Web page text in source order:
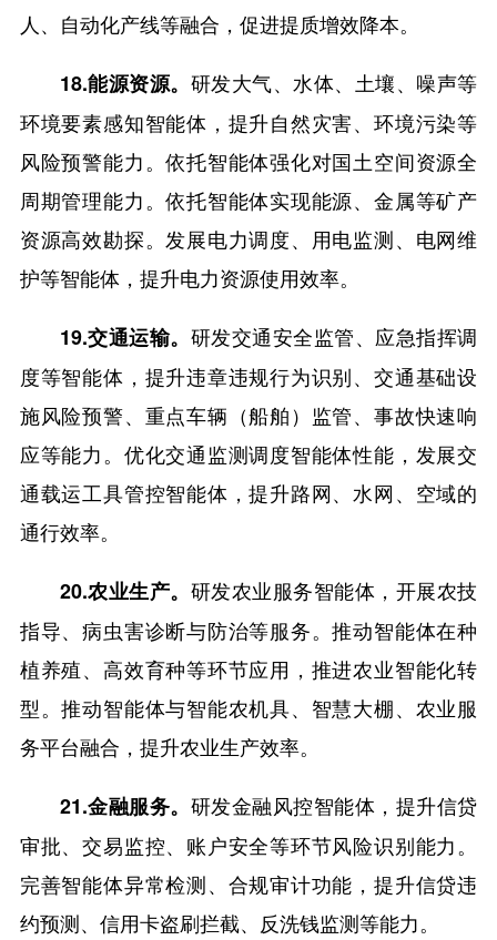
人、自动化产线等融合，促进提质增效降本。
18.能源资源。 研发大气、水体、土壤、噪声等
环境要素感知智能体，提升自然灾害、环境污染等
风险预警能力。依托智能体强化对国土空间资源全
周期管理能力。依托智能体实现能源、金属等矿产
资源高效勘探。发展电力调度、用电监测、电网维
护等智能体，提升电力资源使用效率。
19.交通运输。 研发交通安全监管、应急指挥调
度等智能体，提升违章违规行为识别、交通基础设
施风险预警、重点车辆（船舶）监管、事故快速响
应等能力。优化交通监测调度智能体性能，发展交
通载运工具管控智能体，提升路网、水网、空域的
通行效率。
20.农业生产。 研发农业服务智能体，开展农技
指导、病虫害诊断与防治等服务。推动智能体在种
植养殖、高效育种等环节应用，推进农业智能化转
型。推动智能体与智能农机具、智慧大棚、农业服
务平台融合，提升农业生产效率。
21.金融服务。 研发金融风控智能体，提升信贷
审批、交易监控、账户安全等环节风险识别能力。
完善智能体异常检测、合规审计功能，提升信贷违
约预测、信用卡盗刷拦截、反洗钱监测等能力。